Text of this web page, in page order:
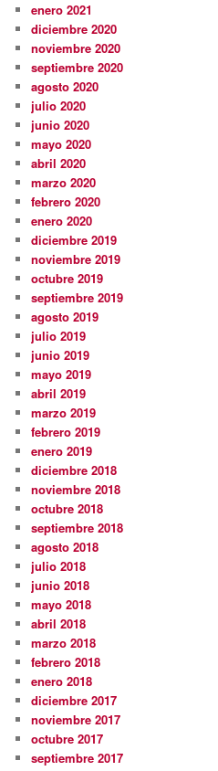
enero 2021
diciembre 2020
noviembre 2020
septiembre 2020
agosto 2020
julio 2020
junio 2020
mayo 2020
abril 2020
marzo 2020
febrero 2020
enero 2020
diciembre 2019
noviembre 2019
octubre 2019
septiembre 2019
agosto 2019
julio 2019
junio 2019
mayo 2019
abril 2019
marzo 2019
febrero 2019
enero 2019
diciembre 2018
noviembre 2018
octubre 2018
septiembre 2018
agosto 2018
julio 2018
junio 2018
mayo 2018
abril 2018
marzo 2018
febrero 2018
enero 2018
diciembre 2017
noviembre 2017
octubre 2017
septiembre 2017